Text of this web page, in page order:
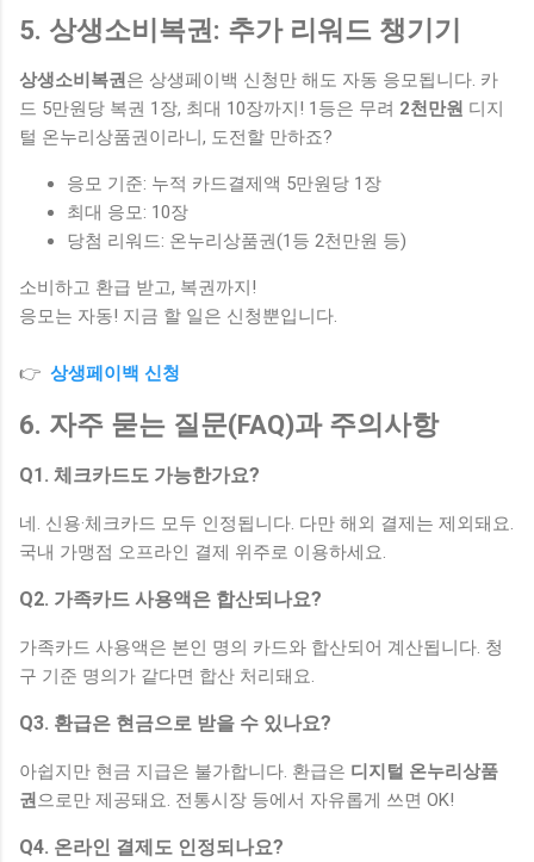
5. 상생소비복권: 추가 리워드 챙기기
상생소비복권은 상생페이백 신청만 해도 자동 응모됩니다. 카
드 5만원당 복권 1장, 최대 10장까지! 1등은 무려 2천만원 디지
털 온누리상품권이라니, 도전할 만하죠?
응모 기준: 누적 카드결제액 5만원당 1장
최대 응모: 10장
당첨 리워드: 온누리상품권(1등 2천만원 등)
소비하고 환급 받고, 복권까지!
응모는 자동! 지금 할 일은 신청뿐입니다.
👉 상생페이백 신청
6. 자주 묻는 질문(FAQ)과 주의사항
Q1. 체크카드도 가능한가요?
네. 신용·체크카드 모두 인정됩니다. 다만 해외 결제는 제외돼요.
국내 가맹점 오프라인 결제 위주로 이용하세요.
Q2. 가족카드 사용액은 합산되나요?
가족카드 사용액은 본인 명의 카드와 합산되어 계산됩니다. 청
구 기준 명의가 같다면 합산 처리돼요.
Q3. 환급은 현금으로 받을 수 있나요?
아쉽지만 현금 지급은 불가합니다. 환급은 디지털 온누리상품
권 으로만 제공돼요. 전통시장 등에서 자유롭게 쓰면 OK!
Q4. 온라인 결제도 인정되나요?